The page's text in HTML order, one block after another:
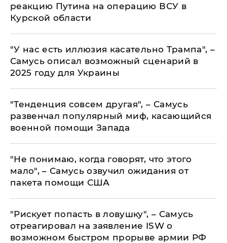
реакцию Путина на операцию ВСУ в
Курской области
"У нас есть иллюзия касательно Трампа", –
Самусь описал возможный сценарий в
2025 году для Украины
"Тенденция совсем другая", – Самусь
развенчал популярный миф, касающийся
военной помощи Запада
"Не понимаю, когда говорят, что этого
мало", – Самусь озвучил ожидания от
пакета помощи США
"Рискует попасть в ловушку", – Самусь
отреагировал на заявление ISW о
возможном быстром прорыве армии РФ